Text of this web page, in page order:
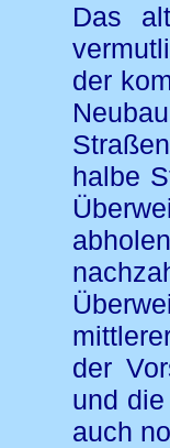
Das
der
halbe
der
und
auch